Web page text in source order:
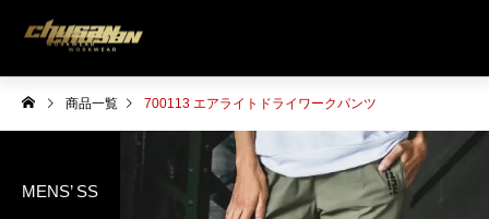
商品一覧 700113 エアライトドライワークパンツ
MENS’ SS